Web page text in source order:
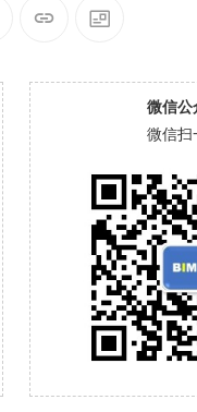
微信公
微信扫